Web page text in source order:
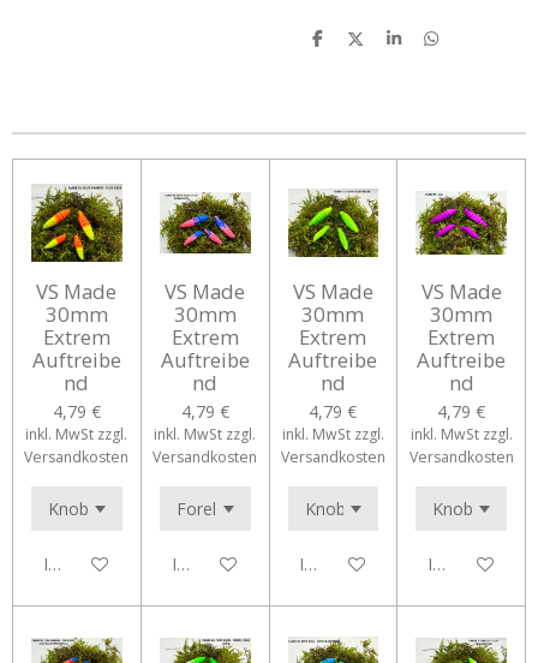
T
n
T
n
T
n
T
n
VS Made
30mm
Extrem
Auftreibe
nd
4,79 €
inkl. MwSt zzgl.
Versandkosten
In den Warenkorb
VS Made
30mm
Extrem
Auftreibe
nd
4,79 €
inkl. MwSt zzgl.
Versandkosten
In den Warenkorb
VS Made
30mm
Extrem
Auftreibe
nd
4,79 €
inkl. MwSt zzgl.
Versandkosten
In den Warenkorb
VS Made
30mm
Extrem
Auftreibe
nd
4,79 €
inkl. MwSt zzgl.
Versandkosten
In den